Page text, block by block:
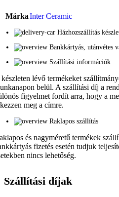
MárkaInter Ceramic
Házhozszállítás
Bankkártyás, utánvétes
Szállítási információk
lévő termékeket
belül. A szállítási díj a
figyelmet fordít arra, hogy a
meg a címre.
Raklapos szállítás
és nagyméretű termékek
fizetés esetén tudjuk
nincs lehetőség.
Szállítási díjak